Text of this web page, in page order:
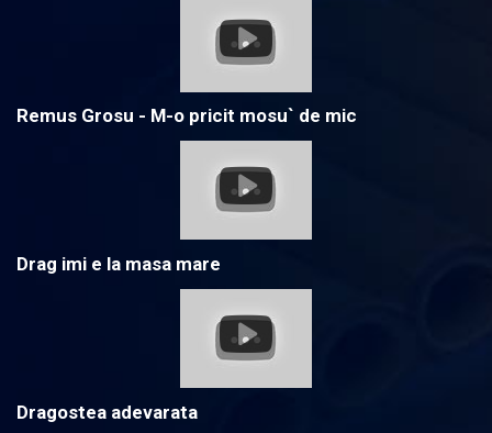
Remus Grosu - M-o pricit mosu` de mic
Drag imi e la masa mare
Dragostea adevarata